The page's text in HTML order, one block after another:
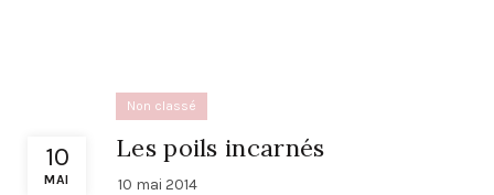
10
MAI
Non classé
Les poils incarnés
10 mai 2014